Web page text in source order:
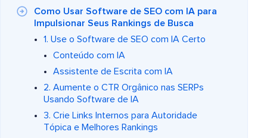
Como Usar Software de SEO com IA para
Impulsionar Seus Rankings de Busca
1. Use o Software de SEO com IA Certo
Conteúdo com IA
Assistente de Escrita com IA
2. Aumente o CTR Orgânico nas SERPs
Usando Software de IA
3. Crie Links Internos para Autoridade
Tópica e Melhores Rankings